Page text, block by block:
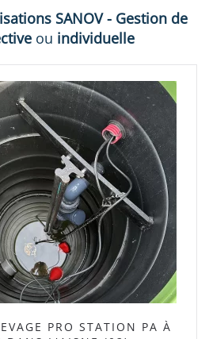
SANOV - Gestion de
ou individuelle
PRO STATION PA À